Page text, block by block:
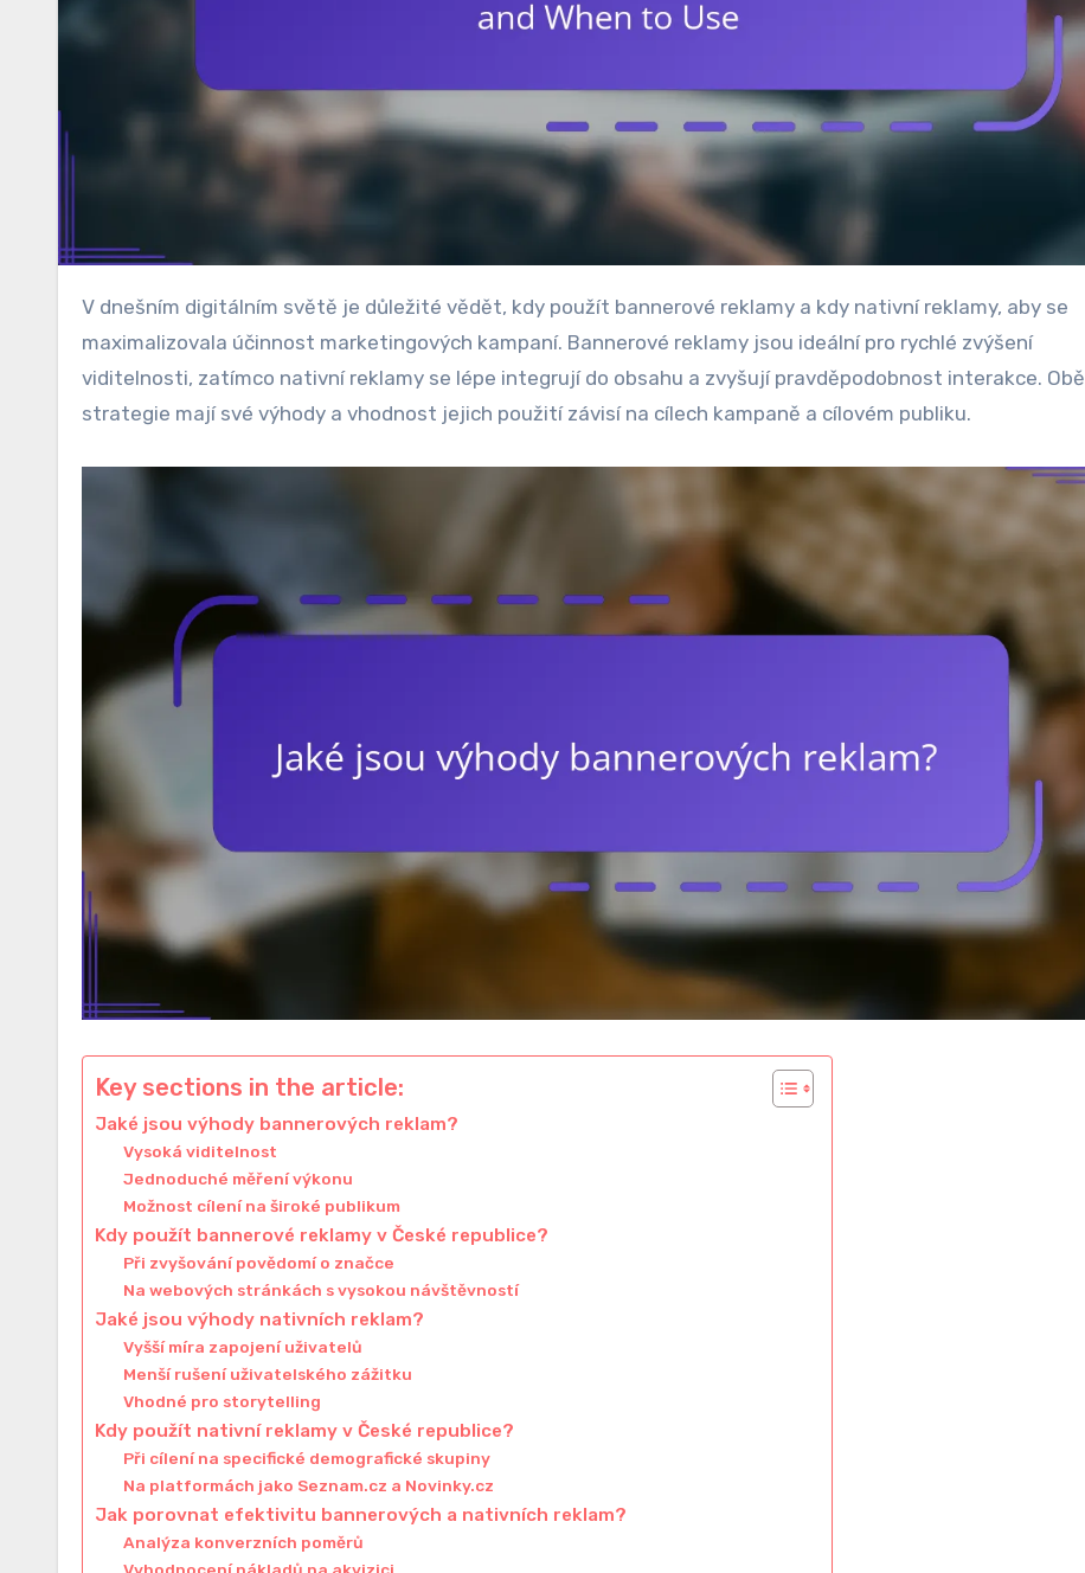
V dnešním digitálním světě je důležité vědět, kdy použít bannerové reklamy a kdy nativní reklamy, aby se
maximalizovala účinnost marketingových kampaní. Bannerové reklamy jsou ideální pro rychlé zvýšení
viditelnosti, zatímco nativní reklamy se lépe integrují do obsahu a zvyšují pravděpodobnost interakce. Obě
strategie mají své výhody a vhodnost jejich použití závisí na cílech kampaně a cílovém publiku.
Key sections in the article:
Jaké jsou výhody bannerových reklam?
Vysoká viditelnost
Jednoduché měření výkonu
Možnost cílení na široké publikum
Kdy použít bannerové reklamy v České republice?
Při zvyšování povědomí o značce
Na webových stránkách s vysokou návštěvností
Jaké jsou výhody nativních reklam?
Vyšší míra zapojení uživatelů
Menší rušení uživatelského zážitku
Vhodné pro storytelling
Kdy použít nativní reklamy v České republice?
Při cílení na specifické demografické skupiny
Na platformách jako Seznam.cz a Novinky.cz
Jak porovnat efektivitu bannerových a nativních reklam?
Analýza konverzních poměrů